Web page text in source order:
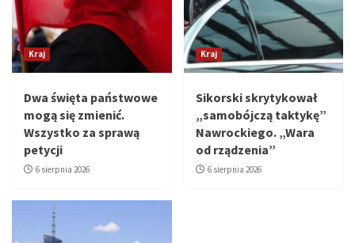
Kraj
Dwa święta państwowe
mogą się zmienić.
Wszystko za sprawą
petycji
6 sierpnia 2026
Kraj
Sikorski skrytykował
„samobójczą taktykę”
Nawrockiego. „Wara
od rządzenia”
6 sierpnia 2026